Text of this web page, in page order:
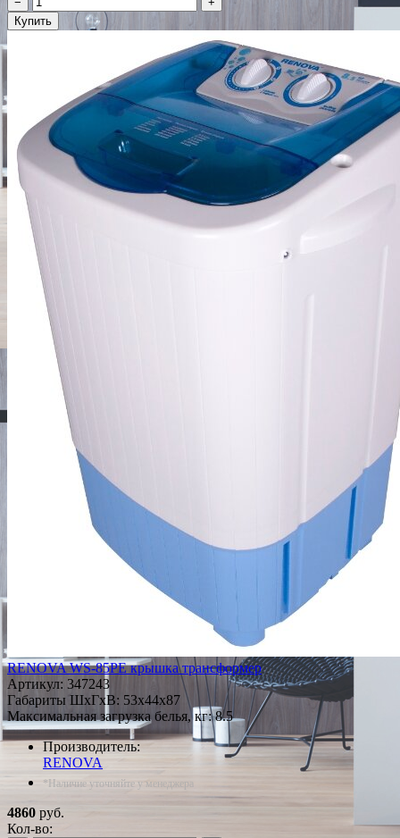
Купить
RENOVA WS-85PE крышка трансформер
Артикул: 347243
Габариты ШxГxВ: 53x44x87
Максимальная загрузка белья, кг: 8.5
Производитель:
RENOVA
*Наличие уточняйте у менеджера
4860 руб.
Кол-во: